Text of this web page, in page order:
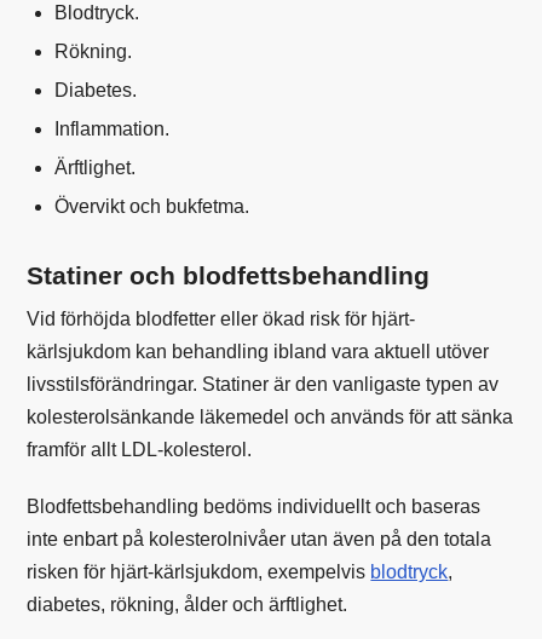
Blodtryck.
Rökning.
Diabetes.
Inflammation.
Ärftlighet.
Övervikt och bukfetma.
Statiner och blodfettsbehandling
Vid förhöjda blodfetter eller ökad risk för hjärt-
kärlsjukdom kan behandling ibland vara aktuell utöver
livsstilsförändringar. Statiner är den vanligaste typen av
kolesterolsänkande läkemedel och används för att sänka
framför allt LDL-kolesterol.
Blodfettsbehandling bedöms individuellt och baseras
inte enbart på kolesterolnivåer utan även på den totala
risken för hjärt-kärlsjukdom, exempelvis blodtryck,
diabetes, rökning, ålder och ärftlighet.